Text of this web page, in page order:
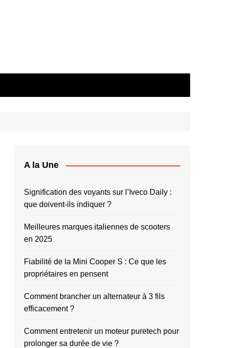
A la Une
Signification des voyants sur l’Iveco Daily :
que doivent-ils indiquer ?
Meilleures marques italiennes de scooters
en 2025
Fiabilité de la Mini Cooper S : Ce que les
propriétaires en pensent
Comment brancher un alternateur à 3 fils
efficacement ?
Comment entretenir un moteur puretech pour
prolonger sa durée de vie ?